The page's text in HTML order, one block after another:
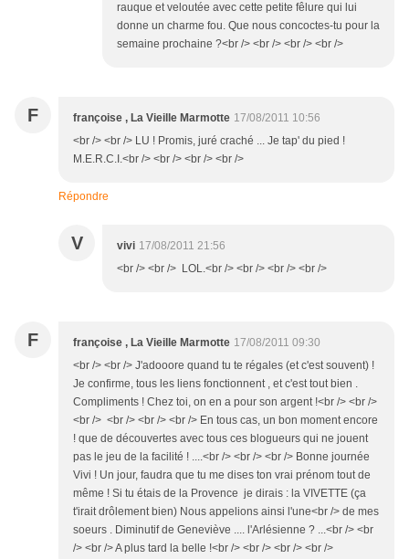
rauque et veloutée avec cette petite fêlure qui lui
donne un charme fou. Que nous concoctes-tu pour la
semaine prochaine ?<br /> <br /> <br /> <br />
F françoise , La Vieille Marmotte 17/08/2011 10:56
<br /> <br /> LU ! Promis, juré craché ... Je tap' du pied !
M.E.R.C.I.<br /> <br /> <br /> <br />
Répondre
V vivi 17/08/2011 21:56
<br /> <br /> LOL.<br /> <br /> <br /> <br />
F françoise , La Vieille Marmotte 17/08/2011 09:30
<br /> <br /> J'adooore quand tu te régales (et c'est souvent) !
Je confirme, tous les liens fonctionnent , et c'est tout bien .
Compliments ! Chez toi, on en a pour son argent !<br /> <br />
<br /> <br /> <br /> <br /> En tous cas, un bon moment encore
! que de découvertes avec tous ces blogueurs qui ne jouent
pas le jeu de la facilité ! ....<br /> <br /> <br /> Bonne journée
Vivi ! Un jour, faudra que tu me dises ton vrai prénom tout de
même ! Si tu étais de la Provence je dirais : la VIVETTE (ça
t'irait drôlement bien) Nous appelions ainsi l'une<br /> de mes
soeurs . Diminutif de Geneviève .... l'Arlésienne ? ...<br /> <br
/> <br /> A plus tard la belle !<br /> <br /> <br /> <br />